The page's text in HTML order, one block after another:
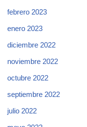
febrero 2023
enero 2023
diciembre 2022
noviembre 2022
octubre 2022
septiembre 2022
julio 2022